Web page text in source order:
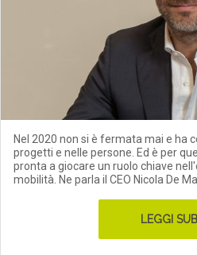
Nel 2020 non si è fermata mai e ha
progetti e nelle persone. Ed è per
pronta a giocare un ruolo chiave
mobilità. Ne parla il CEO Nicola De
LEGGI